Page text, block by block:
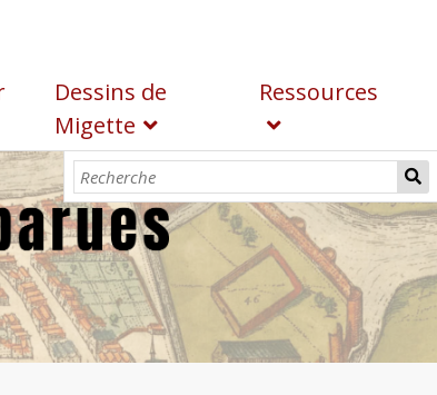
Dessins de
Migette
Ressources